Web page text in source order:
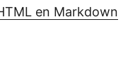
en Markdown